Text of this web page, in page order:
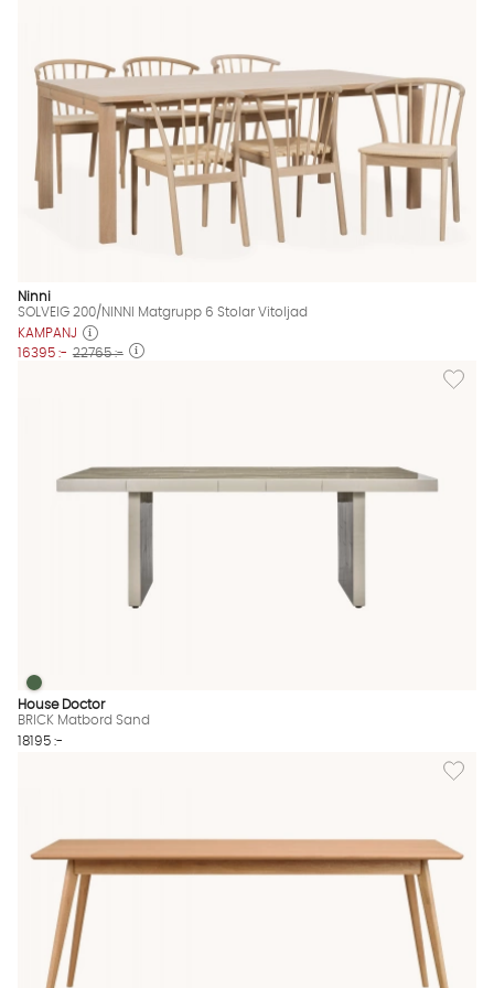
Ninni
SOLVEIG 200/NINNI Matgrupp 6 Stolar Vitoljad
KAMPANJ
16395 :- 22765 :-
Lägg
BRICK Matbord Sand Finns även i dessa färger:
BRICK Matbord Sand
House Doctor
BRICK Matbord Sand
18195 :-
Lägg